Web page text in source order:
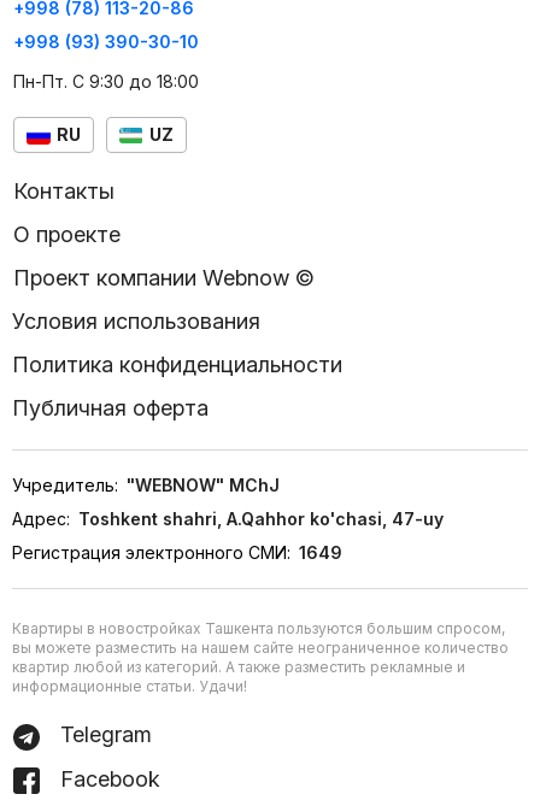
+998 (78) 113-20-86
+998 (93) 390-30-10
Пн-Пт. С 9:30 до 18:00
RU UZ
Контакты
О проекте
Проект компании Webnow ©
Условия использования
Политика конфиденциальности
Публичная оферта
Учредитель: "WEBNOW" MChJ
Адрес: Toshkent shahri, A.Qahhor ko'chasi, 47-uy
Регистрация электронного СМИ: 1649
Квартиры в новостройках Ташкента пользуются большим спросом,
вы можете разместить на нашем сайте неограниченное количество
квартир любой из категорий. А также разместить рекламные и
информационные статьи. Удачи!
Telegram
Facebook